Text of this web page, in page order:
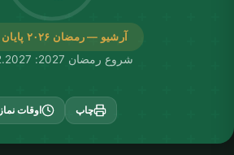
آرشیو — رمضان ۲۰۲۶ پایان یافت
شروع رمضان 2027: 08.02.2027
چاپ اوقات نماز